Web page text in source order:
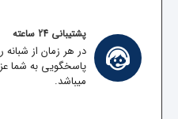
پشتیبانی 24 ساعته
در هر زمان از
پاسخگویی به شما
میباشد.